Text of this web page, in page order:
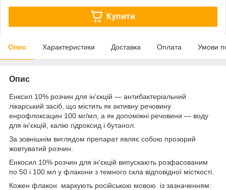
Купити
Опис Характеристики Доставка Оплата Умови
Опис
Енксил 10% розчин для ін'єкцій — антибактеріальний
лікарський засіб, що містить як активну речовину
енрофлоксацин 100 мг/мл, а як допоміжні речовини — воду
для ін'єкцій, калію гідроксид і бутанол.
За зовнішнім виглядом препарат являє собою прозорий
жовтуватий розчин.
Енкосил 10% розчин для ін'єкцій випускають розфасованим
по 50 і 100 мл у флакони з темного скла відповідної місткості.
Кожен флакон маркують російською мовою із зазначенням: